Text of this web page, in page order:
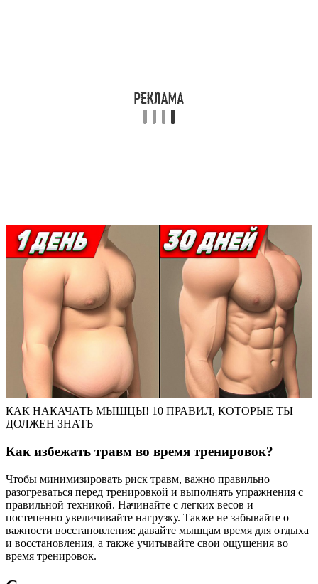
КАК НАКАЧАТЬ МЫШЦЫ! 10 ПРАВИЛ, КОТОРЫЕ ТЫ
ДОЛЖЕН ЗНАТЬ
Как избежать травм во время тренировок?
Чтобы минимизировать риск травм, важно правильно
разогреваться перед тренировкой и выполнять упражнения с
правильной техникой. Начинайте с легких весов и
постепенно увеличивайте нагрузку. Также не забывайте о
важности восстановления: давайте мышцам время для отдыха
и восстановления, а также учитывайте свои ощущения во
время тренировок.